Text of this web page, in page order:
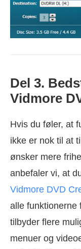
Del 3.
Vidmore
Hvis du føler, at
ikke er nok til at
ønsker mere
anbefaler vi, at
Vidmore DVD
alle funktionerne
tilbyder flere
menuer og